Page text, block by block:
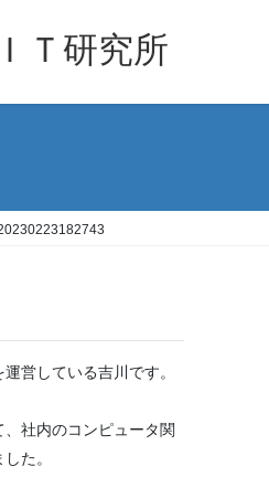
Ｔ研究所
営している吉川です。
社内のコンピュータ関
た。